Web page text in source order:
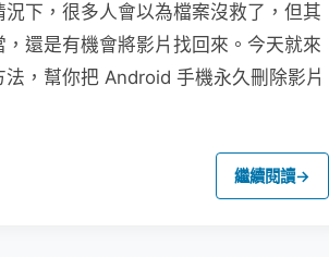
況下，很多人會以為檔案沒救了，但其
還是有機會將影片找回來。今天就來
，幫你把 Android 手機永久刪除影片
繼續閱讀→